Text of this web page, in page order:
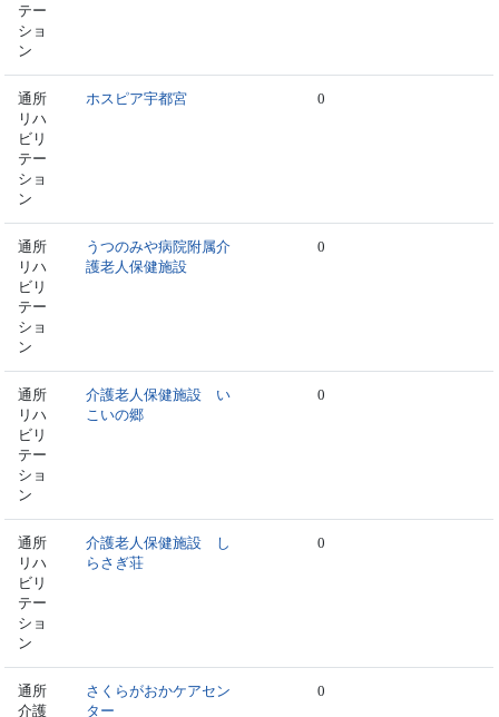
テー
ショ
ン
通所
リハ
ビリ
テー
ショ
ン
ホスピア宇都宮 0
通所
リハ
ビリ
テー
ショ
ン
うつのみや病院附属介
護老人保健施設
0
通所
リハ
ビリ
テー
ショ
ン
介護老人保健施設 い
こいの郷
0
通所
リハ
ビリ
テー
ショ
ン
介護老人保健施設 し
らさぎ荘
0
通所
介護
さくらがおかケアセン
ター
0